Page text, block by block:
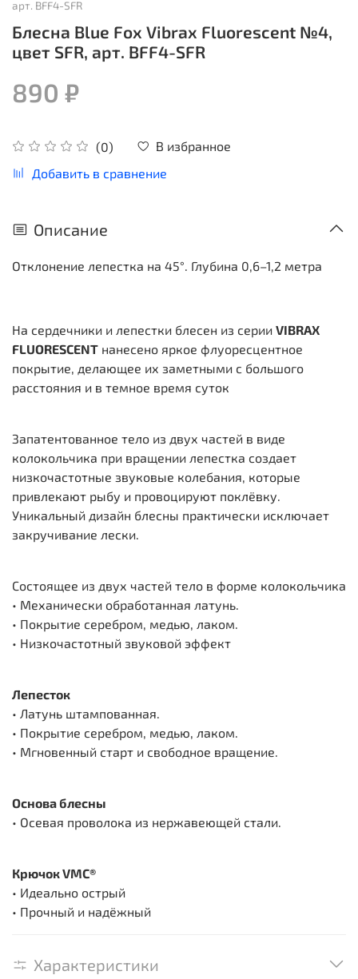
арт. BFF4-SFR
Блесна Blue Fox Vibrax Fluorescent №4,
цвет SFR, арт. BFF4-SFR
(0)
В избранное
Добавить в сравнение
890 ₽
Описание
Отклонение лепестка на 45°. Глубина 0,6–1,2 метра
На сердечники и лепестки блесен из серии VIBRAX
FLUORESCENT нанесено яркое флуоресцентное
покрытие, делающее их заметными с большого
расстояния и в темное время суток
Запатентованное тело из двух частей в виде
колокольчика при вращении лепестка создает
низкочастотные звуковые колебания, которые
привлекают рыбу и провоцируют поклёвку.
Уникальный дизайн блесны практически исключает
закручивание лески.
Состоящее из двух частей тело в форме колокольчика
• Механически обработанная латунь.
• Покрытие серебром, медью, лаком.
• Низкочастотный звуковой эффект
Лепесток
• Латунь штампованная.
• Покрытие серебром, медью, лаком.
• Мгновенный старт и свободное вращение.
Основа блесны
• Осевая проволока из нержавеющей стали.
Крючок VMC®
• Идеально острый
• Прочный и надёжный
Характеристики